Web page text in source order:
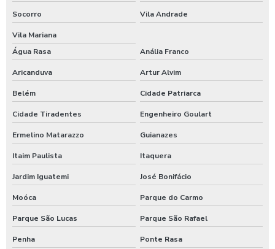
Fornecimento de alimentação para empresas
Fornecimento de alimentos preparados preponderantemente
para empresas
Fornecimento de comida para empresas
Fornecimento de refeição pelo empregador
Fornecimento de refeições coletivas
Fornecimento de refeições para empresas
Fornecimento de refeições prontas
Indústria de refeições
Kit café da manhã corporativo
Socorro Vila Andrade
Vila Mariana
Água Rasa
Anália Franco
Aricanduva Artur Alvim
Belém Cidade Patriarca
Cidade Tiradentes Engenheiro Goulart
Ermelino Matarazzo Guianazes
Itaim Paulista Itaquera
Jardim Iguatemi José Bonifácio
Moóca Parque do Carmo
Parque São Lucas Parque São Rafael
Penha Ponte Rasa